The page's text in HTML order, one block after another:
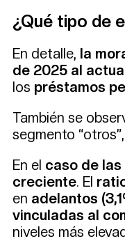
¿Qué tipo de
En detalle, la
de 2025 al
los préstamos
También se
segmento
En el caso de
creciente. El
en adelantos
vinculadas al
niveles más